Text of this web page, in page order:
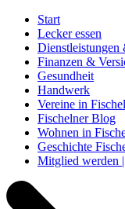
Start
Lecker essen
Dienstleistungen
Finanzen &
Gesundheit
Handwerk
Vereine in
Fischelner Blog
Wohnen in
Geschichte
Mitglied werden